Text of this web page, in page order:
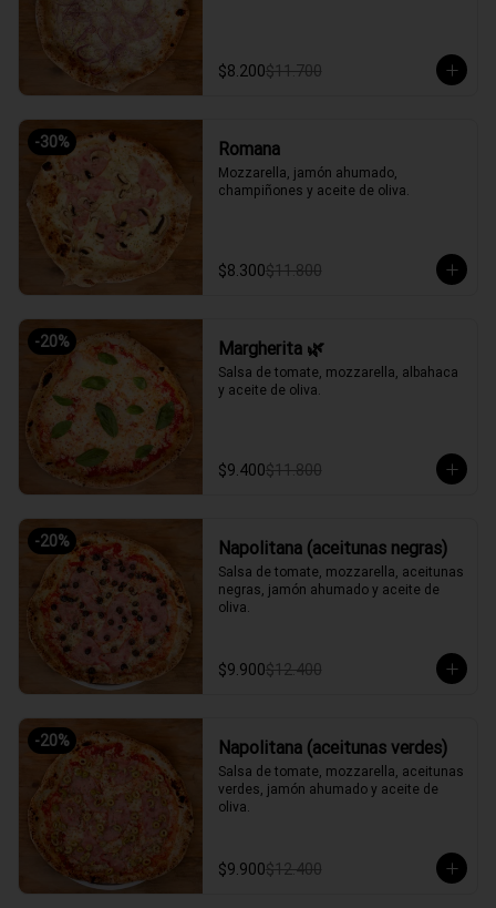
$8.200$11.700
-30% Romana
Mozzarella, jamón ahumado,
champiñones y aceite de oliva.
$8.300$11.800
-20% Margherita 🌿
Salsa de tomate, mozzarella, albahaca
y aceite de oliva.
$9.400$11.800
-20% Napolitana (aceitunas negras)
Salsa de tomate, mozzarella, aceitunas
negras, jamón ahumado y aceite de
oliva.
$9.900$12.400
-20% Napolitana (aceitunas verdes)
Salsa de tomate, mozzarella, aceitunas
verdes, jamón ahumado y aceite de
oliva.
$9.900$12.400